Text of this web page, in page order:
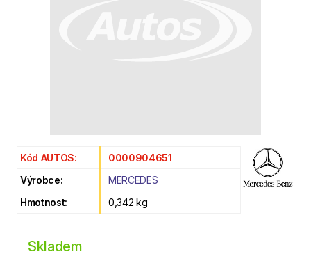
Kód AUTOS:
0000904651
Výrobce:
MERCEDES
Hmotnost:
0,342 kg
Skladem